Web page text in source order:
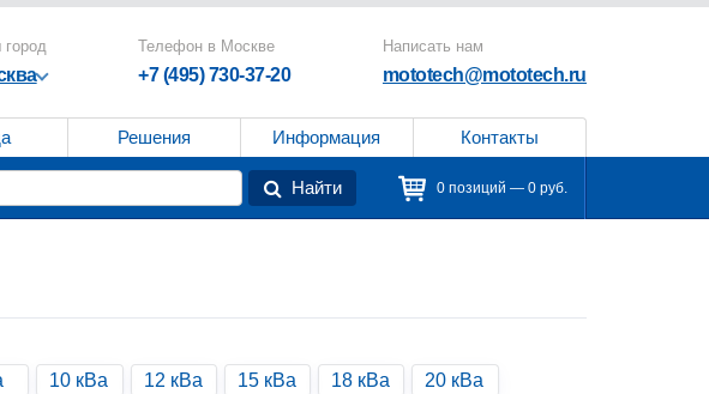
Телефон в Москве
+7 (495) 730-37-20
Написать нам
mototech@mototech.ru
Решения Информация Контакты
Найти 0 позиций — 0 руб.
10 кВа 12 кВа 15 кВа 18 кВа
20 кВа